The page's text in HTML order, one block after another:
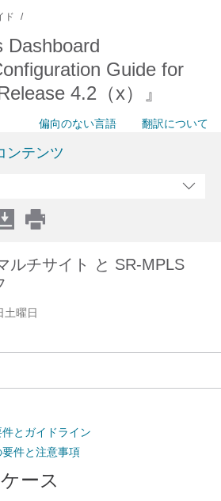
ド
Dashboard
Guide for
4.2（x）』
偏向のない言語 翻訳について
ンテンツ
土曜日
ルチサイト と SR-MPLS
とガイドライン
件と注意事項
ース